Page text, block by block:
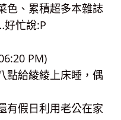
色、累積超多本雜誌
好忙說:P
PM)
點給綾綾上床睡，偶
有假日利用老公在家